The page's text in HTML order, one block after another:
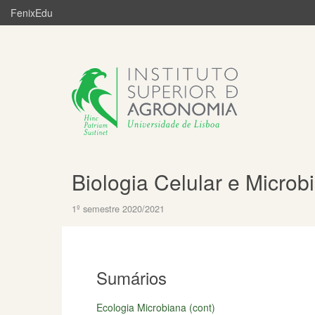
FenixEdu
Biologia Celular e
1º semestre 2020/2021
Sumários
Ecologia Microbiana (cont)